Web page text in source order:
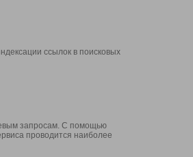
ссылок в поисковых
запросам. С помощью
проводится наиболее